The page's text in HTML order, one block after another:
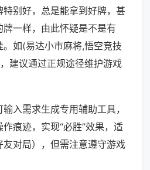
别好，总是能拿到好牌，甚
一样，由此怀疑是不是有
如(易达小市麻将,悟空竞技
建议通过正规途径维护游戏
入需求生成专用辅助工具，
痕迹，实现“必胜”效果，适
对局），但需注意遵守游戏